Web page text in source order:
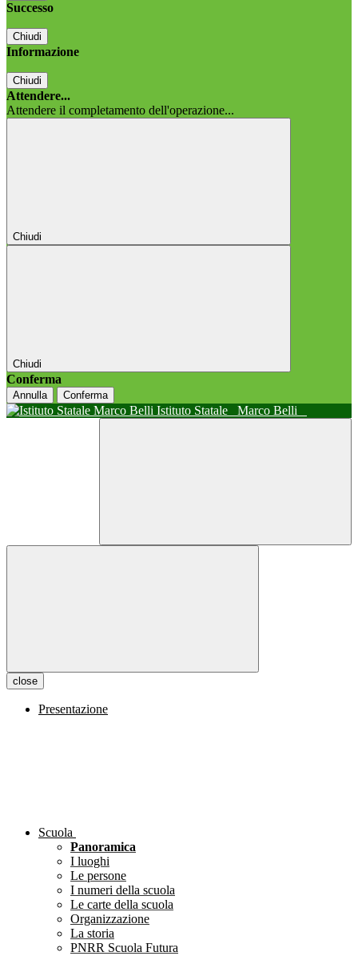
Successo
Chiudi
Informazione
Chiudi
Attendere...
Attendere il completamento dell'operazione...
Chiudi
Chiudi
Conferma
Annulla Conferma
Istituto Statale Marco Belli
close
Presentazione
Scuola
Panoramica
I luoghi
Le persone
I numeri della scuola
Le carte della scuola
Organizzazione
La storia
PNRR Scuola Futura